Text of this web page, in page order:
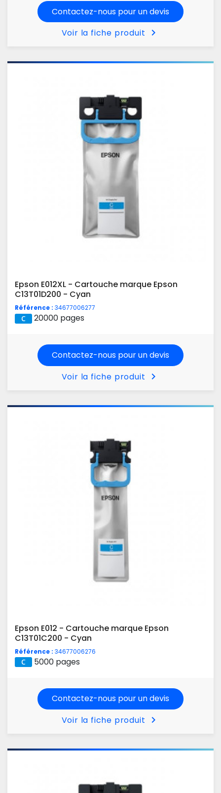
Contactez-nous pour un devis
Voir la fiche produit
chevron_right
Epson E012XL - Cartouche marque Epson
C13T01D200 - Cyan
Référence : 34677006277
20000 pages
Contactez-nous pour un devis
Voir la fiche produit
chevron_right
Epson E012 - Cartouche marque Epson
C13T01C200 - Cyan
Référence : 34677006276
5000 pages
Contactez-nous pour un devis
Voir la fiche produit
chevron_right